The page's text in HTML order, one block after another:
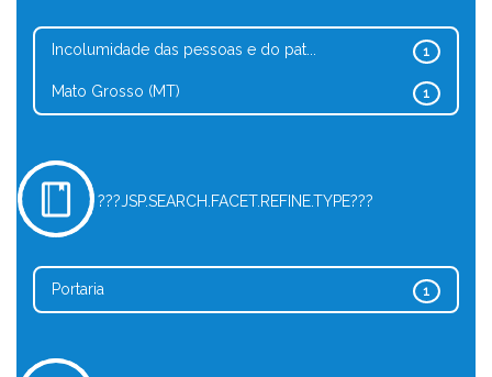
1
Incolumidade das pessoas e do pat...
1
Mato Grosso (MT)
???JSP.SEARCH.FACET.REFINE.TYPE???
1
Portaria